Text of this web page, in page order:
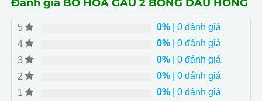
Đánh giá BÓ HOA GẤU 2 BÔNG DÂU HỒNG
5 0%| 0 đánh giá
4
0%| 0 đánh giá
3
0%| 0 đánh giá
2
0%| 0 đánh giá
1
0%| 0 đánh giá